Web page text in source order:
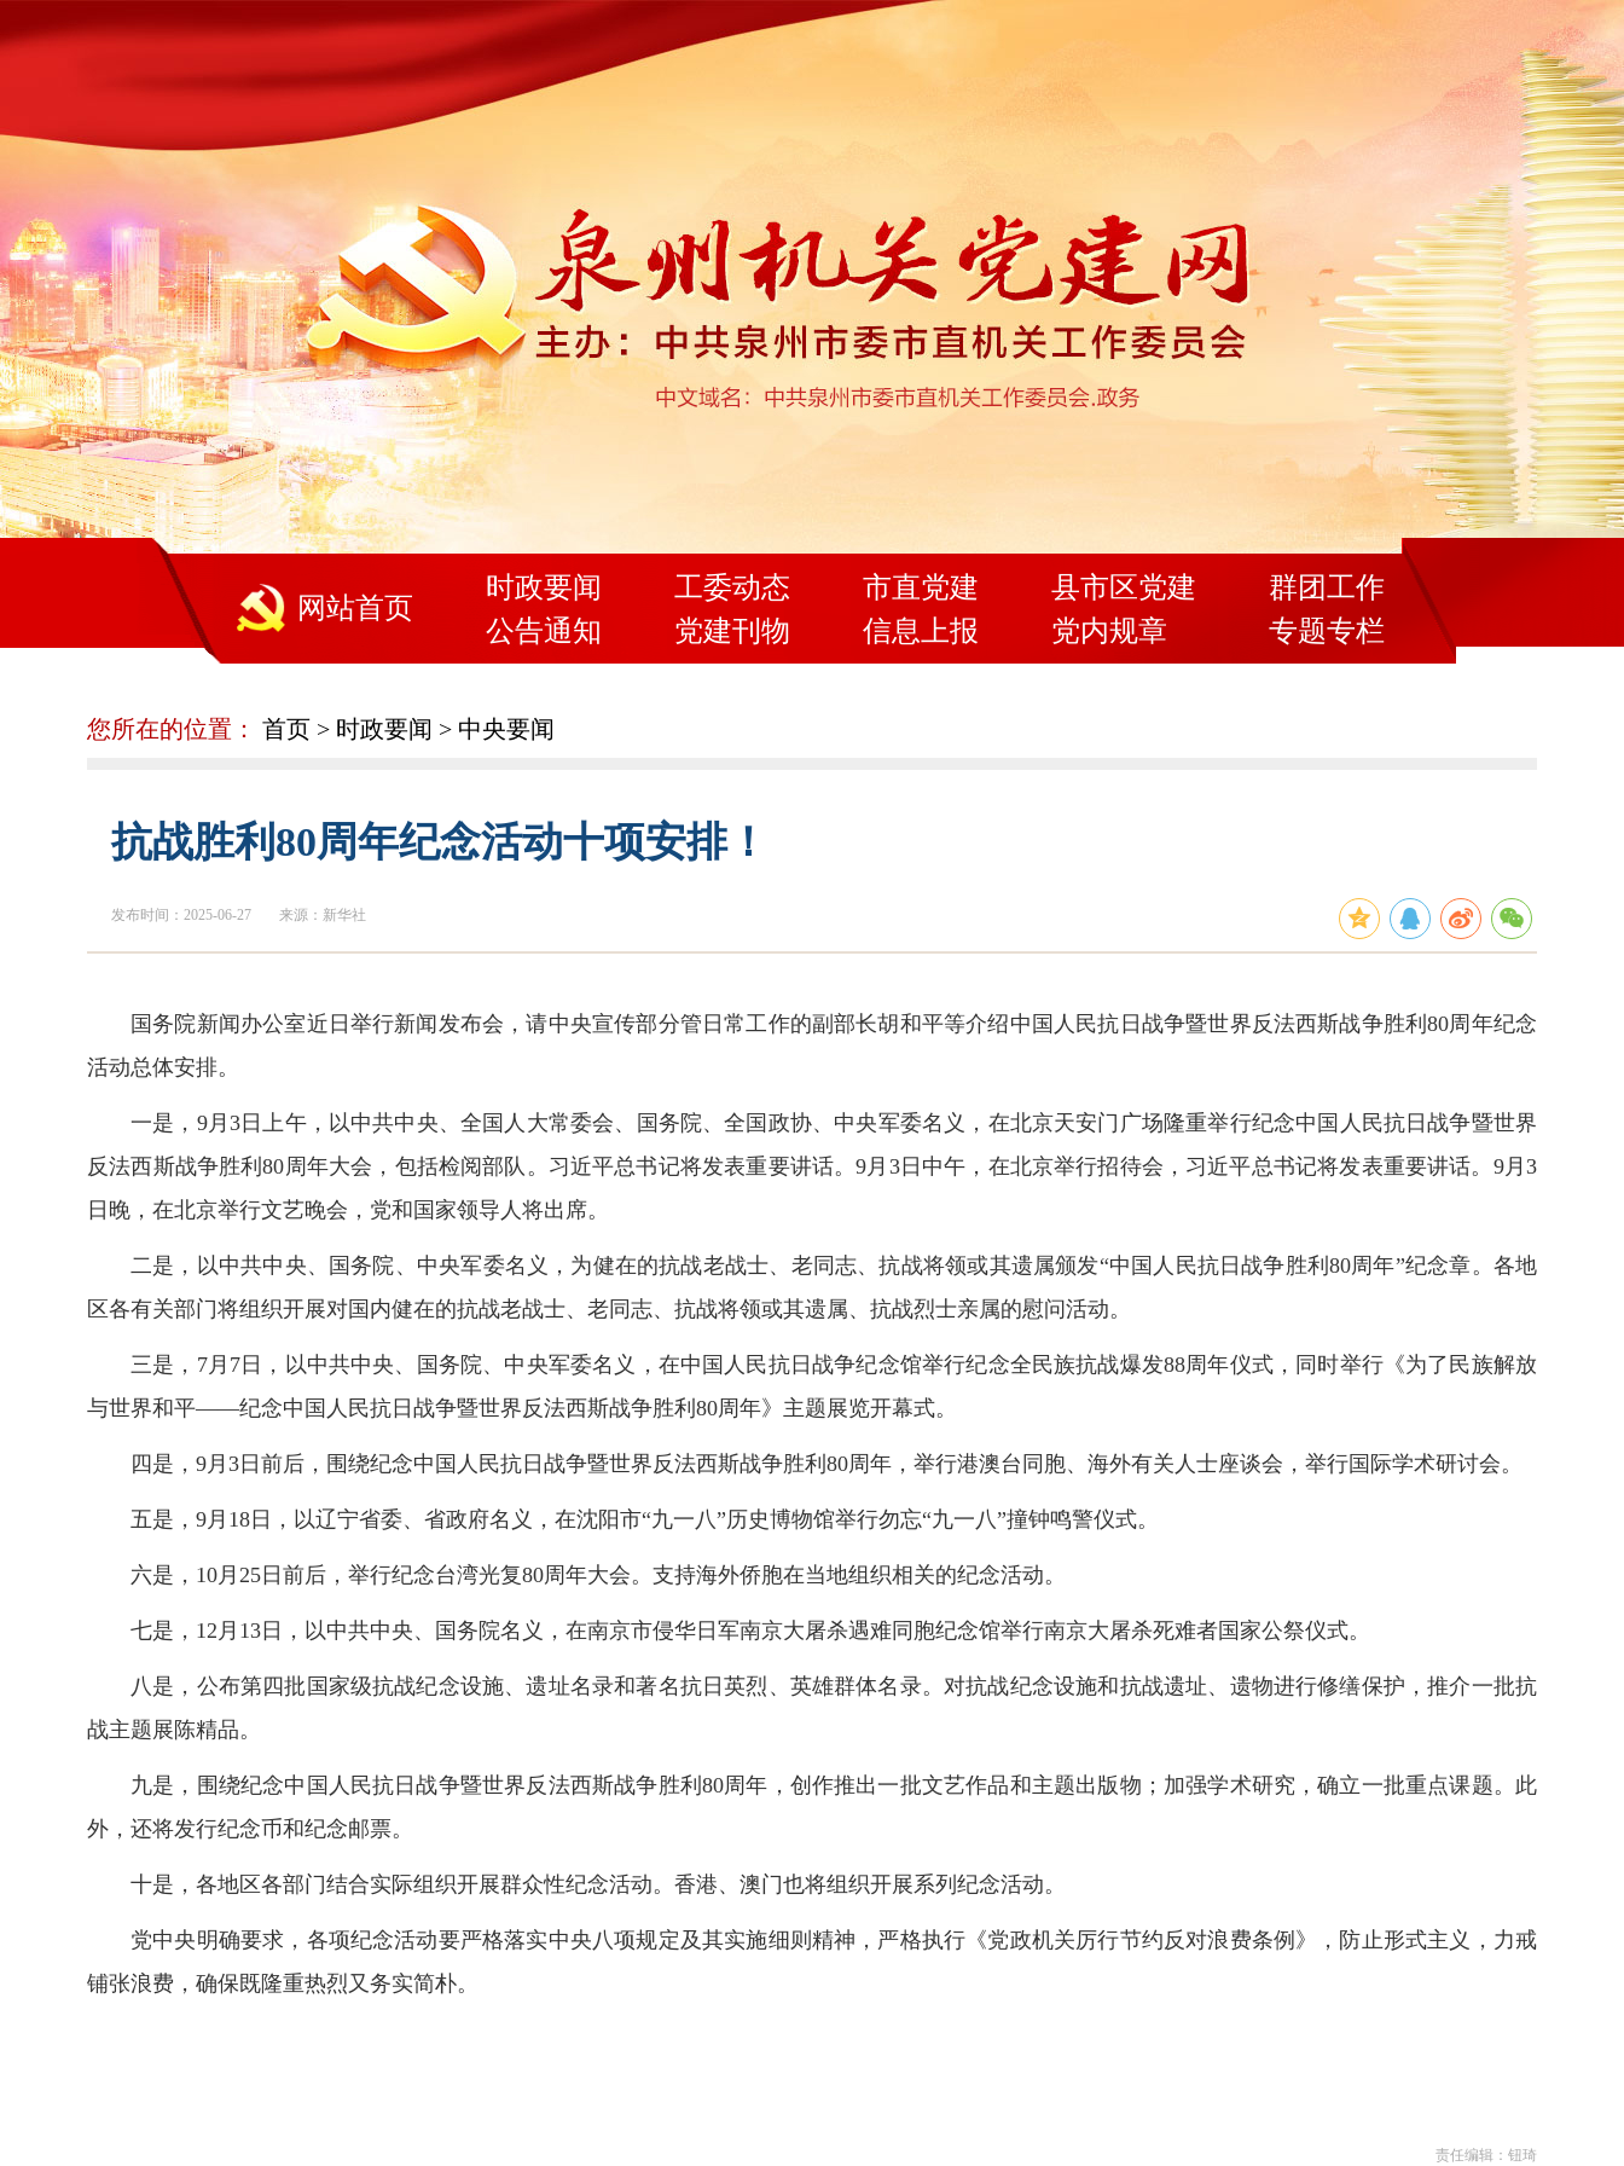
网站首页
时政要闻
公告通知
工委动态
党建刊物
市直党建
信息上报
县市区党建
党内规章
群团工作
专题专栏
您所在的位置： 首页 > 时政要闻 > 中央要闻
抗战胜利80周年纪念活动十项安排！
发布时间：2025-06-27 来源：新华社
国务院新闻办公室近日举行新闻发布会，请中央宣传部分管日常工作的副部长胡和平等介绍中国人民抗日战争暨世界反法西斯战争胜利80周年纪念
活动总体安排。
一是，9月3日上午，以中共中央、全国人大常委会、国务院、全国政协、中央军委名义，在北京天安门广场隆重举行纪念中国人民抗日战争暨世界
反法西斯战争胜利80周年大会，包括检阅部队。习近平总书记将发表重要讲话。9月3日中午，在北京举行招待会，习近平总书记将发表重要讲话。9月3
日晚，在北京举行文艺晚会，党和国家领导人将出席。
二是，以中共中央、国务院、中央军委名义，为健在的抗战老战士、老同志、抗战将领或其遗属颁发“中国人民抗日战争胜利80周年”纪念章。各地
区各有关部门将组织开展对国内健在的抗战老战士、老同志、抗战将领或其遗属、抗战烈士亲属的慰问活动。
三是，7月7日，以中共中央、国务院、中央军委名义，在中国人民抗日战争纪念馆举行纪念全民族抗战爆发88周年仪式，同时举行《为了民族解放
与世界和平——纪念中国人民抗日战争暨世界反法西斯战争胜利80周年》主题展览开幕式。
四是，9月3日前后，围绕纪念中国人民抗日战争暨世界反法西斯战争胜利80周年，举行港澳台同胞、海外有关人士座谈会，举行国际学术研讨会。
五是，9月18日，以辽宁省委、省政府名义，在沈阳市“九一八”历史博物馆举行勿忘“九一八”撞钟鸣警仪式。
六是，10月25日前后，举行纪念台湾光复80周年大会。支持海外侨胞在当地组织相关的纪念活动。
七是，12月13日，以中共中央、国务院名义，在南京市侵华日军南京大屠杀遇难同胞纪念馆举行南京大屠杀死难者国家公祭仪式。
八是，公布第四批国家级抗战纪念设施、遗址名录和著名抗日英烈、英雄群体名录。对抗战纪念设施和抗战遗址、遗物进行修缮保护，推介一批抗
战主题展陈精品。
九是，围绕纪念中国人民抗日战争暨世界反法西斯战争胜利80周年，创作推出一批文艺作品和主题出版物；加强学术研究，确立一批重点课题。此
外，还将发行纪念币和纪念邮票。
十是，各地区各部门结合实际组织开展群众性纪念活动。香港、澳门也将组织开展系列纪念活动。
党中央明确要求，各项纪念活动要严格落实中央八项规定及其实施细则精神，严格执行《党政机关厉行节约反对浪费条例》，防止形式主义，力戒
铺张浪费，确保既隆重热烈又务实简朴。
责任编辑：钮琦